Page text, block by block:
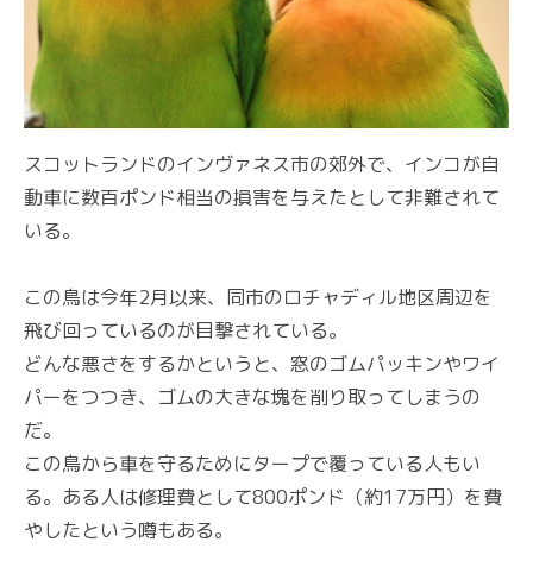
スコットランドのインヴァネス市の郊外で、インコが自
動車に数百ポンド相当の損害を与えたとして非難されて
いる。
この鳥は今年2月以来、同市のロチャディル地区周辺を
飛び回っているのが目撃されている。
どんな悪さをするかというと、窓のゴムパッキンやワイ
パーをつつき、ゴムの大きな塊を削り取ってしまうの
だ。
この鳥から車を守るためにタープで覆っている人もい
る。ある人は修理費として800ポンド（約17万円）を費
やしたという噂もある。